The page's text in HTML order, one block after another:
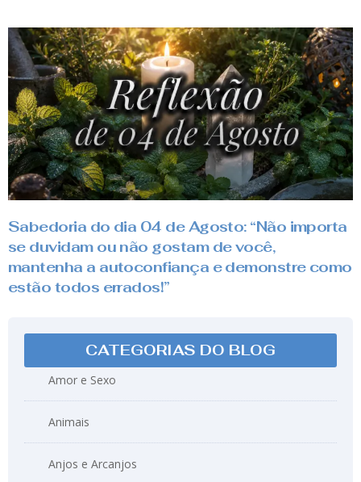
Sabedoria do dia 04 de Agosto: “Não importa
se duvidam ou não gostam de você,
mantenha a autoconfiança e demonstre como
estão todos errados!”
CATEGORIAS DO BLOG
Amor e Sexo
Animais
Anjos e Arcanjos